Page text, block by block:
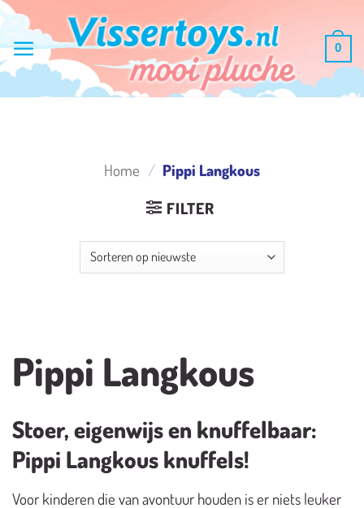
Ga
inhoud
0
Home / Pippi Langkous
FILTER
Pippi Langkous
Stoer, eigenwijs en knuffelbaar:
Pippi Langkous knuffels!
Voor kinderen die van avontuur houden is er niets leuker